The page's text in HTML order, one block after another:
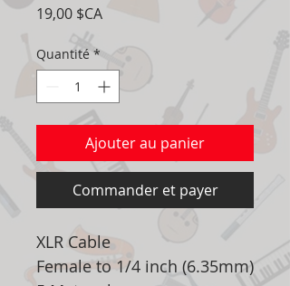
19,00 $CAPrix
Quantité *
Ajouter au panier
Commander et payer
XLR Cable
Female to 1/4 inch (6.35mm)